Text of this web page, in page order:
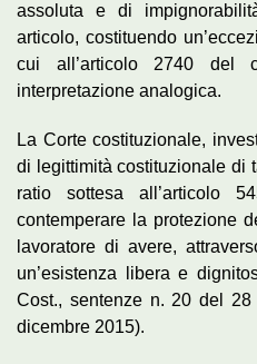
assoluta e di
articolo, costituendo
cui all’articolo 2740 del
interpretazione analogica.
La Corte costituzionale,
di legittimità costituzionale di
ratio sottesa all’articolo
contemperare la protezione
lavoratore di avere,
un’esistenza libera e
Cost., sentenze n. 20 del
dicembre 2015).